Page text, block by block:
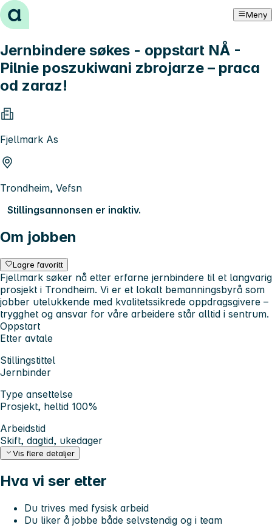
Hopp til innhold Meny
Jernbindere søkes - oppstart NÅ -
Pilnie poszukiwani zbrojarze – praca
od zaraz!
Fjellmark As
Trondheim, Vefsn
Stillingsannonsen er inaktiv.
Om jobben
Lagre favoritt
Fjellmark søker nå etter erfarne jernbindere til et langvarig
prosjekt i Trondheim. Vi er et lokalt bemanningsbyrå som
jobber utelukkende med kvalitetssikrede oppdragsgivere –
trygghet og ansvar for våre arbeidere står alltid i sentrum.
Oppstart
Etter avtale
Stillingstittel
Jernbinder
Type ansettelse
Prosjekt, heltid 100%
Arbeidstid
Skift, dagtid, ukedager
Vis flere detaljer
Hva vi ser etter
Du trives med fysisk arbeid
Du liker å jobbe både selvstendig og i team